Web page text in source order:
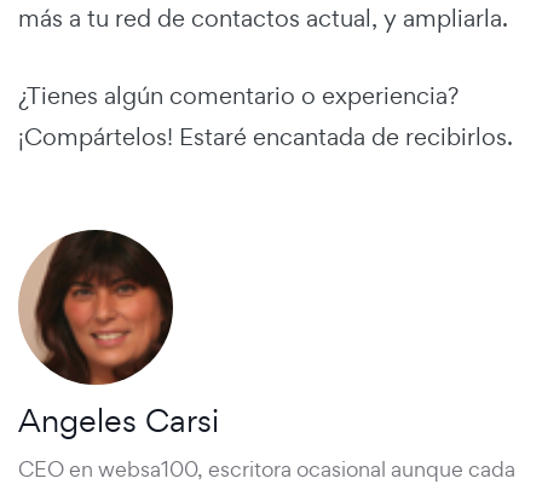
más a tu red de contactos actual, y ampliarla.
¿Tienes algún comentario o experiencia?
¡Compártelos! Estaré encantada de recibirlos.
Angeles Carsi
CEO en websa100, escritora ocasional aunque cada